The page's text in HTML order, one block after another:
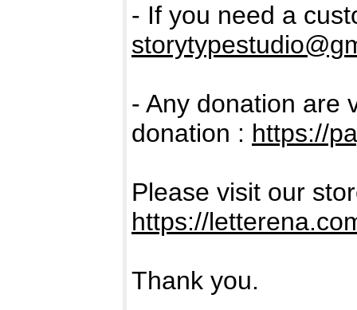
- If you need a
- Any donation are
donation : https://
Please visit our
https://
Thank you.